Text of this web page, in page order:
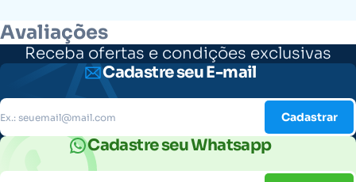
Avaliações
Receba ofertas e condições exclusivas
Cadastre seu E-mail
Cadastrar
Cadastre seu Whatsapp